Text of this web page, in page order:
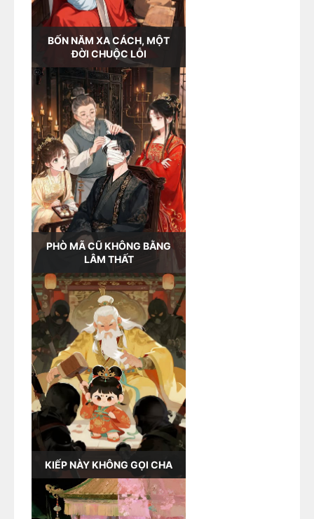
BỐN NĂM XA CÁCH, MỘT
ĐỜI CHUỘC LỖI
PHÒ MÃ CŨ KHÔNG BẰNG
LÂM THẤT
KIẾP NÀY KHÔNG GỌI CHA